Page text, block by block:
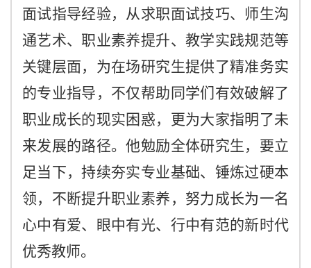
面试指导经验，从求职面试技巧、师生沟
通艺术、职业素养提升、教学实践规范等
关键层面，为在场研究生提供了精准务实
的专业指导，不仅帮助同学们有效破解了
职业成长的现实困惑，更为大家指明了未
来发展的路径。他勉励全体研究生，要立
足当下，持续夯实专业基础、锤炼过硬本
领，不断提升职业素养，努力成长为一名
心中有爱、眼中有光、行中有范的新时代
优秀教师。